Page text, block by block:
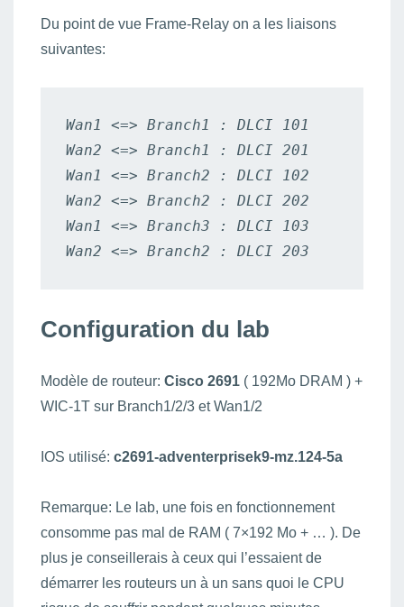
Du point de vue Frame-Relay on a les liaisons
suivantes:
Wan1 <=> Branch1 : DLCI 101
Wan2 <=> Branch1 : DLCI 201
Wan1 <=> Branch2 : DLCI 102
Wan2 <=> Branch2 : DLCI 202
Wan1 <=> Branch3 : DLCI 103
Wan2 <=> Branch2 : DLCI 203
Configuration du lab
Modèle de routeur: Cisco 2691 ( 192Mo DRAM ) +
WIC-1T sur Branch1/2/3 et Wan1/2
IOS utilisé: c2691-adventerprisek9-mz.124-5a
Remarque: Le lab, une fois en fonctionnement
consomme pas mal de RAM ( 7×192 Mo + … ). De
plus je conseillerais à ceux qui l’essaient de
démarrer les routeurs un à un sans quoi le CPU